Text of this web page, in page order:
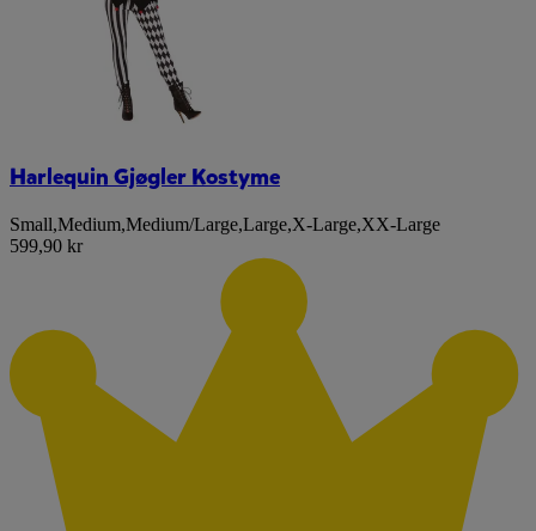
Harlequin Gjøgler Kostyme
Small,Medium,Medium/Large,Large,X-Large,XX-Large
599,90 kr